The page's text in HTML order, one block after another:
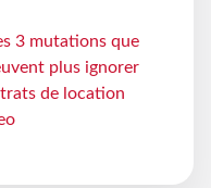
3 mutations que
plus ignorer
de location